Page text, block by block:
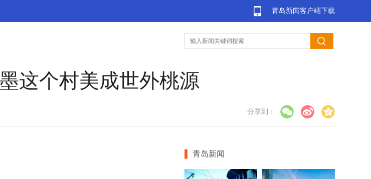
青岛新闻客户端下载
这个村美成世外桃源
分享到：
青岛新闻